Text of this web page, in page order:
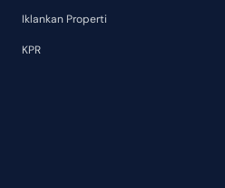
Iklankan Properti
KPR